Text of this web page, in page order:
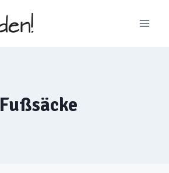
Fußsäcke